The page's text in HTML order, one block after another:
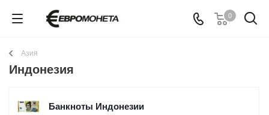
0
Азия
Индонезия
Банкноты Индонезии